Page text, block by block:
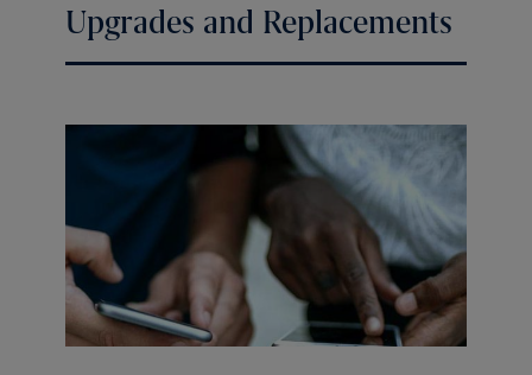
Upgrades and Replacements